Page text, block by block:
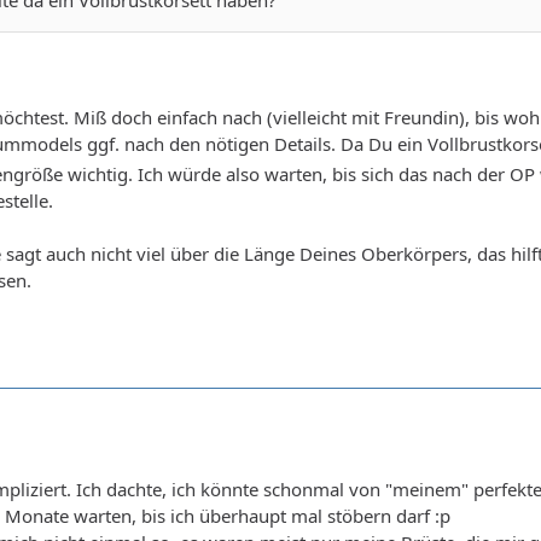
Miß doch einfach nach (vielleicht mit Freundin), bis
ggf. nach den nötigen Details. Da Du ein
wichtig. Ich würde also warten, bis sich das nach der
sagt auch nicht viel über die Länge Deines Oberkörpers, das
Ich dachte, ich könnte schonmal von "meinem"
warten, bis ich überhaupt mal stöbern darf :p